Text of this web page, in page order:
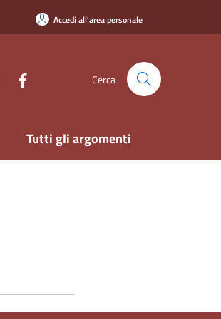
Accedi all'area personale
Cerca
Tutti gli argomenti